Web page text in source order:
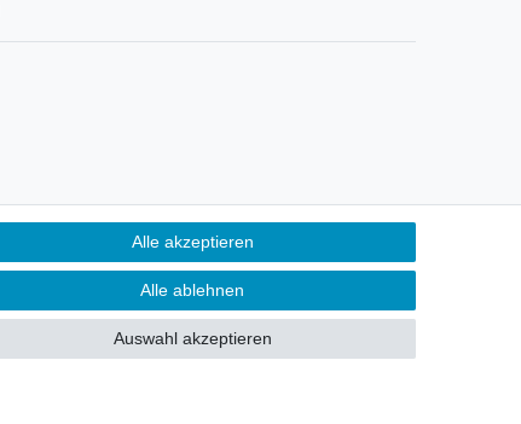
Alle akzeptieren
Alle ablehnen
Auswahl akzeptieren